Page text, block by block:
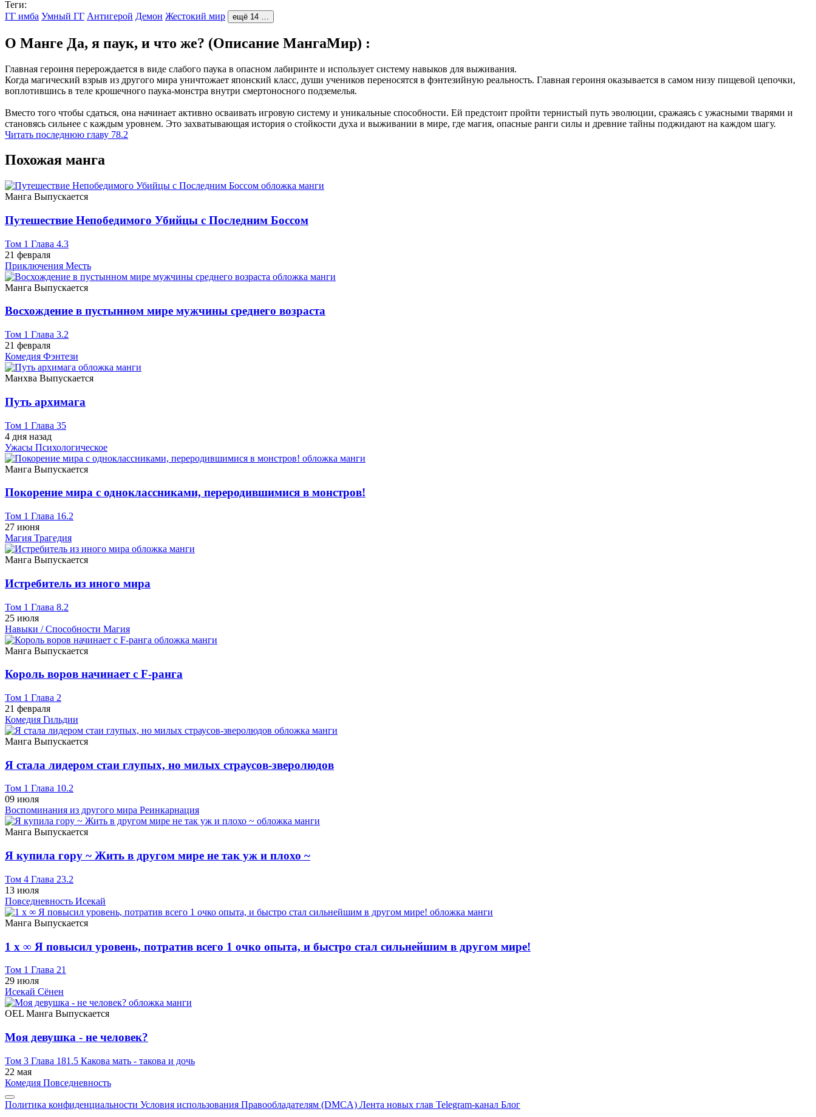
Теги:
ГГ имба Умный ГГ Антигерой Демон Жестокий мир ещё 14 …
О Манге Да, я паук, и что же? (Описание МангаМир) :
Главная героиня перерождается в виде слабого паука в опасном лабиринте и использует систему навыков для выживания.
Когда магический взрыв из другого мира уничтожает японский класс, души учеников переносятся в фэнтезийную реальность. Главная героиня оказывается в самом низу пищевой цепочки,
воплотившись в теле крошечного паука-монстра внутри смертоносного подземелья.
Вместо того чтобы сдаться, она начинает активно осваивать игровую систему и уникальные способности. Ей предстоит пройти тернистый путь эволюции, сражаясь с ужасными тварями и
становясь сильнее с каждым уровнем. Это захватывающая история о стойкости духа и выживании в мире, где магия, опасные ранги силы и древние тайны поджидают на каждом шагу.
Читать последнюю главу 78.2
Похожая манга
Манга Выпускается
Путешествие Непобедимого Убийцы с Последним Боссом
Том 1 Глава 4.3
21 февраля
Приключения Месть
Манга Выпускается
Восхождение в пустынном мире мужчины среднего возраста
Том 1 Глава 3.2
21 февраля
Комедия Фэнтези
Манхва Выпускается
Путь архимага
Том 1 Глава 35
4 дня назад
Ужасы Психологическое
Манга Выпускается
Покорение мира с одноклассниками, переродившимися в монстров!
Том 1 Глава 16.2
27 июня
Магия Трагедия
Манга Выпускается
Истребитель из иного мира
Том 1 Глава 8.2
25 июля
Навыки / Способности Магия
Манга Выпускается
Король воров начинает с F-ранга
Том 1 Глава 2
21 февраля
Комедия Гильдии
Манга Выпускается
Я стала лидером стаи глупых, но милых страусов-зверолюдов
Том 1 Глава 10.2
09 июля
Воспоминания из другого мира Реинкарнация
Манга Выпускается
Я купила гору ~ Жить в другом мире не так уж и плохо ~
Том 4 Глава 23.2
13 июля
Повседневность Исекай
Манга Выпускается
1 x ∞ Я повысил уровень, потратив всего 1 очко опыта, и быстро стал сильнейшим в другом мире!
Том 1 Глава 21
29 июля
Исекай Сёнен
OEL Манга Выпускается
Моя девушка - не человек?
Том 3 Глава 181.5 Какова мать - такова и дочь
22 мая
Комедия Повседневность
Политика конфиденциальности Условия использования Правообладателям (DMCA) Лента новых глав Telegram-канал Блог